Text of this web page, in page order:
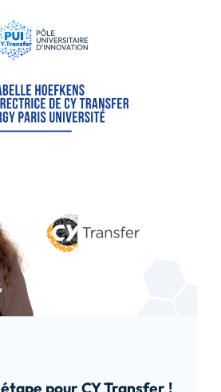
pour CY Transfer !